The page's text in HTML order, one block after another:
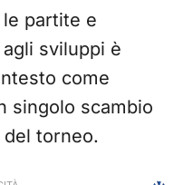
partite e
sviluppi è
come
singolo scambio
del torneo.